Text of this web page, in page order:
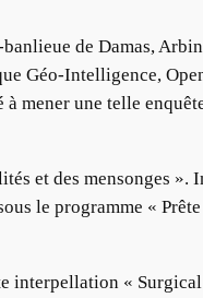
de Damas,
Géo-Intelligence,
mener une telle
et des mensonges ».
le programme «
interpellation «